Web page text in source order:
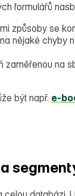
formulářů
způsoby se
nějaké chyby
zaměřenou na
být např.